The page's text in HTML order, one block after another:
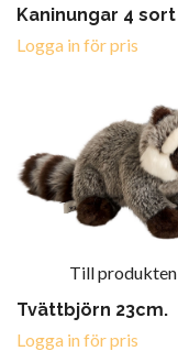
Kaninungar 4 sort
Logga in för pris
Till produkten
Tvättbjörn 23cm.
Logga in för pris